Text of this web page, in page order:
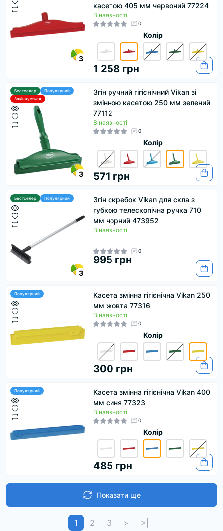
3
касетою 405 мм червоний 77224
В наявності
0
Колір
1 258 грн
Бестселер
Популярний
Закінчується
3
Згін ручний гігієнічний Vikan зі
змінною касетою 250 мм зелений
77112
В наявності
0
Колір
571 грн
Бестселер Популярний
3
Згін скребок Vikan для скла з
губкою телескопічна ручка 710
мм чорний 473952
В наявності
0
995 грн
Популярний
Касета змінна гігієнічна Vikan 250
мм жовта 77316
В наявності
0
Колір
300 грн
Популярний
Касета змінна гігієнічна Vikan 400
мм синя 77323
В наявності
0
Колір
485 грн
Показати ще
1 2 3 > >|